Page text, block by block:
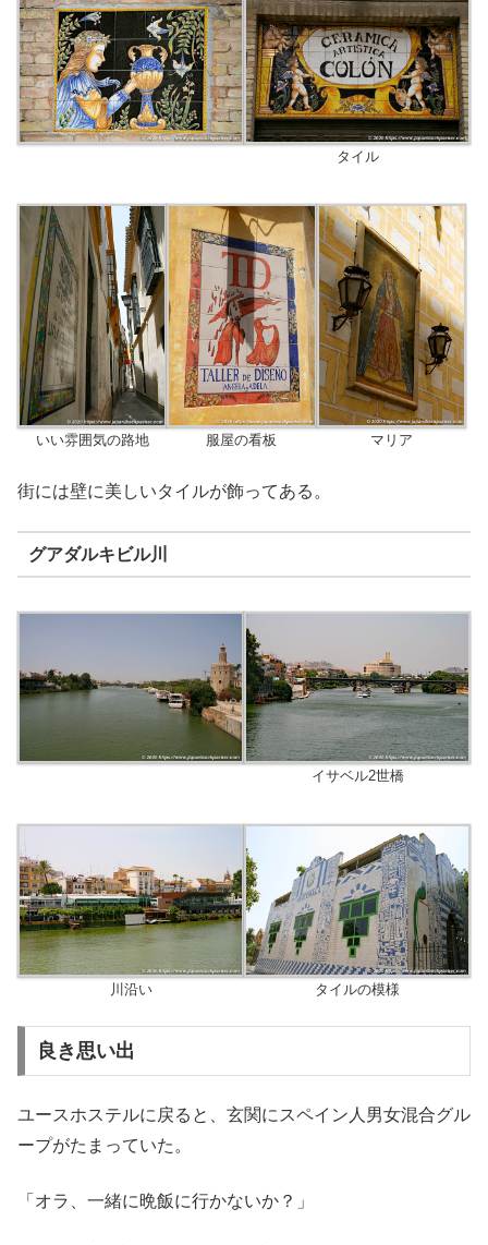
タイル
いい雰囲気の路地 服屋の看板 マリア
街には壁に美しいタイルが飾ってある。
グアダルキビル川
イサベル2世橋
川沿い タイルの模様
良き思い出
ユースホステルに戻ると、玄関にスペイン人男女混合グル
ープがたまっていた。
「オラ、一緒に晩飯に行かないか？」